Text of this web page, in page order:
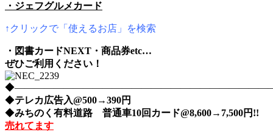
・ジェフグルメカード
↑クリックで「使えるお店」を検索
・図書カードNEXT・商品券etc…
ぜひご利用ください！
◆テレカ広告入@500→390円
◆みちのく有料道路 普通車10回カード@8,600→7,500円!!
売れてます